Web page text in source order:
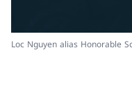
Loc Nguyen alias Honorable